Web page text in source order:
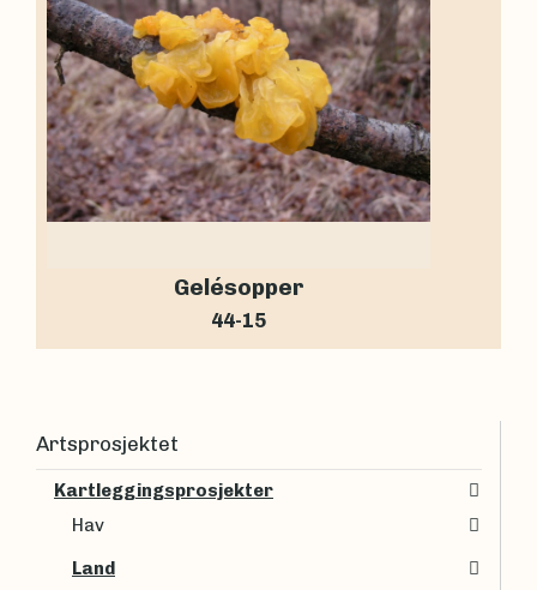
Gelésopper
44-15
Artsprosjektet
Kartleggingsprosjekter
Hav
Land